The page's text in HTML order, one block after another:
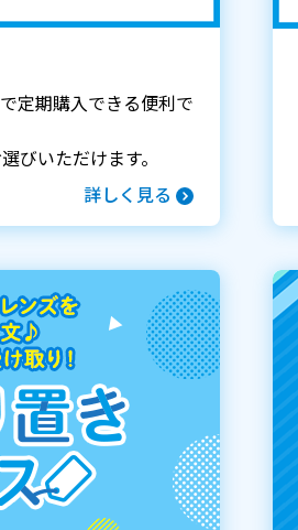
定期購入できる便利で
びいただけます。
詳しく見る